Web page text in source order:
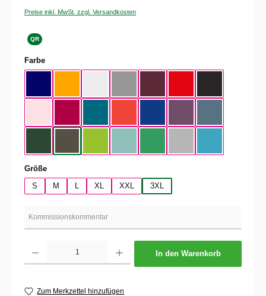
Preise inkl. MwSt. zzgl. Versandkosten
QR
Farbeauswählen
Größeauswählen
S
M XL XXL 3XL
In den Warenkorb
Zum Merkzettel hinzufügen